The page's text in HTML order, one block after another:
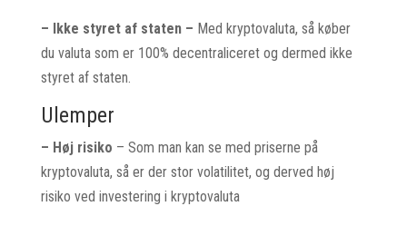
– Ikke styret af staten – Med kryptovaluta, så køber
du valuta som er 100% decentraliceret og dermed ikke
styret af staten.
Ulemper
– Høj risiko – Som man kan se med priserne på
kryptovaluta, så er der stor volatilitet, og derved høj
risiko ved investering i kryptovaluta